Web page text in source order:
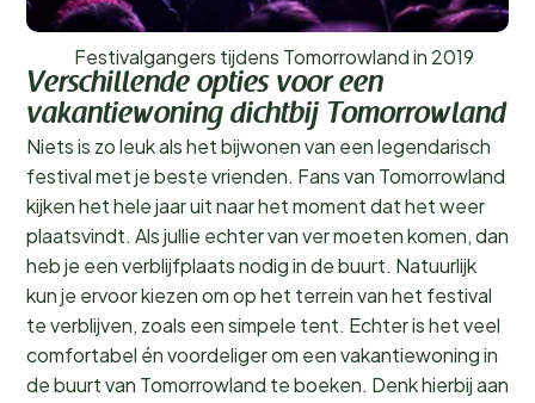
Festivalgangers tijdens Tomorrowland in 2019
Verschillende opties voor een
vakantiewoning dichtbij Tomorrowland
Niets is zo leuk als het bijwonen van een legendarisch
festival met je beste vrienden. Fans van Tomorrowland
kijken het hele jaar uit naar het moment dat het weer
plaatsvindt. Als jullie echter van ver moeten komen, dan
heb je een verblijfplaats nodig in de buurt. Natuurlijk
kun je ervoor kiezen om op het terrein van het festival
te verblijven, zoals een simpele tent. Echter is het veel
comfortabel én voordeliger om een vakantiewoning in
de buurt van Tomorrowland te boeken. Denk hierbij aan